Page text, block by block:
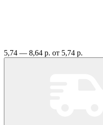
5,74 — 8,64 р. от 5,74 р.